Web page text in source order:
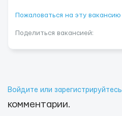
Пожаловаться на эту вакансию
Поделиться вакансией:
Войдите или зарегистрируйтесь
комментарии.